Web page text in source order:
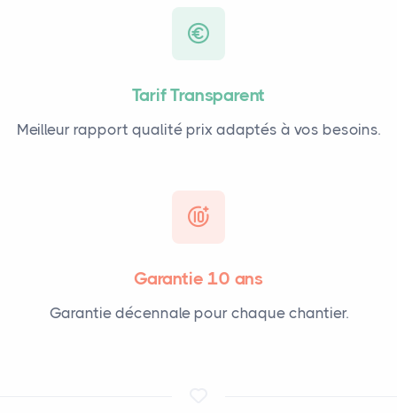
Tarif Transparent
Meilleur rapport qualité prix adaptés à vos besoins.
Garantie 10 ans
Garantie décennale pour chaque chantier.